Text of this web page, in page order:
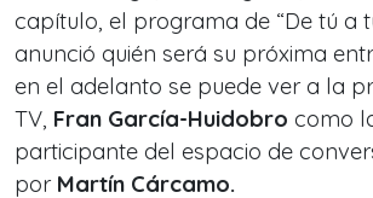
capítulo, el programa de “De tú a
anunció quién será su próxima
en el adelanto se puede ver a la
TV, Fran García-Huidobro como
participante del espacio de
por Martín Cárcamo.